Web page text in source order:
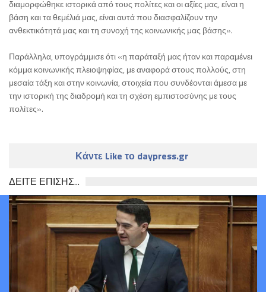
διαμορφώθηκε ιστορικά από τους πολίτες και οι αξίες μας, είναι η
βάση και τα θεμέλιά μας, είναι αυτά που διασφαλίζουν την
ανθεκτικότητά μας και τη συνοχή της κοινωνικής μας βάσης».
Παράλληλα, υπογράμμισε ότι «η παράταξή μας ήταν και παραμένει
κόμμα κοινωνικής πλειοψηφίας, με αναφορά στους πολλούς, στη
μεσαία τάξη και στην κοινωνία, στοιχεία που συνδέονται άμεσα με
την ιστορική της διαδρομή και τη σχέση εμπιστοσύνης με τους
πολίτες».
Κάντε Like το daypress.gr
ΔΕΙΤΕ ΕΠΙΣΗΣ...